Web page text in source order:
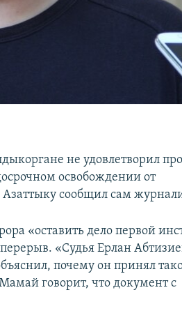
не удовлетворил
освобождении от
сообщил сам
«оставить дело первой
«Судья Ерлан
почему он принял
говорит, что документ с